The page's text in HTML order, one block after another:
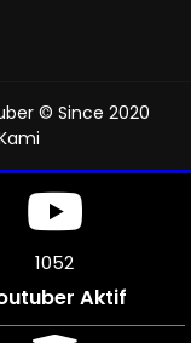
© Since 2020
1185
Aktif